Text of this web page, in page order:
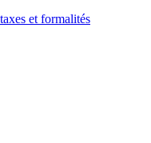
et formalités